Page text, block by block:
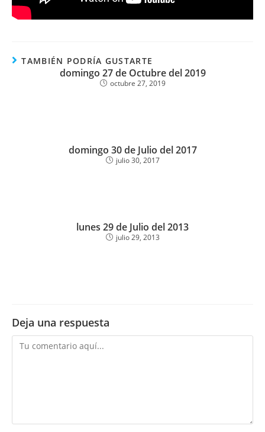
TAMBIÉN PODRÍA GUSTARTE
domingo 27 de Octubre del 2019
octubre 27, 2019
domingo 30 de Julio del 2017
julio 30, 2017
lunes 29 de Julio del 2013
julio 29, 2013
Deja una respuesta
Comentario